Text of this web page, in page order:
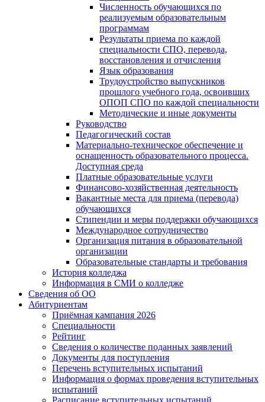
Численность обучающихся по
реализуемым образовательным
программам
Результаты приема по каждой
специальности СПО, перевода,
восстановления и отчисления
Язык образования
Трудоустройство выпускников
прошлого учебного года, освоивших
ОПОП СПО по каждой специальности
Методические и иные документы
Руководство
Педагогический состав
Материально-техническое обеспечение и
оснащенность образовательного процесса.
Доступная среда
Платные образовательные услуги
Финансово-хозяйственная деятельность
Вакантные места для приема (перевода)
обучающихся
Стипендии и меры поддержки обучающихся
Международное сотрудничество
Организация питания в образовательной
организации
Образовательные стандарты и требования
История колледжа
Информация в СМИ о колледже
Сведения об ОО
Абитуриентам
Приёмная кампания 2026
Специальности
Рейтинг
Сведения о количестве поданных заявлений
Документы для поступления
Перечень вступительных испытаний
Информация о формах проведения вступительных
испытаний
Расписание вступительных испытаний